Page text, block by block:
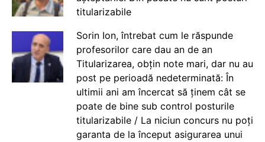
titularizabile
Sorin Ion, întrebat cum le răspunde
profesorilor care dau an de an
Titularizarea, obțin note mari, dar nu au
post pe perioadă nedeterminată: În
ultimii ani am încercat să ținem cât se
poate de bine sub control posturile
titularizabile / La niciun concurs nu poți
garanta de la început asigurarea unui